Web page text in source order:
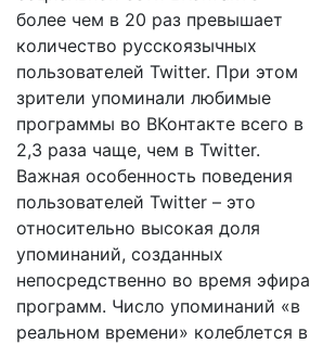
более чем в 20 раз превышает
количество русскоязычных
пользователей Twitter. При этом
зрители упоминали любимые
программы во ВКонтакте всего в
2,3 раза чаще, чем в Twitter.
Важная особенность поведения
пользователей Twitter – это
относительно высокая доля
упоминаний, созданных
непосредственно во время эфира
программ. Число упоминаний «в
реальном времени» колеблется в